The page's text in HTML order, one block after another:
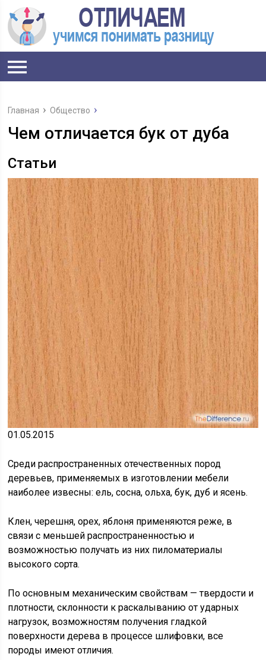
Главная Общество
Чем отличается бук от дуба
Статьи
01.05.2015
Среди распространенных отечественных пород
деревьев, применяемых в изготовлении мебели
наиболее извесны: ель, сосна, ольха, бук, дуб и ясень.
Клен, черешня, орех, яблоня применяются реже, в
связи с меньшей распространенностью и
возможностью получать из них пиломатериалы
высокого сорта.
По основным механическим свойствам — твердости и
плотности, склонности к раскалыванию от ударных
нагрузок, возможностям получения гладкой
поверхности дерева в процессе шлифовки, все
породы имеют отличия.